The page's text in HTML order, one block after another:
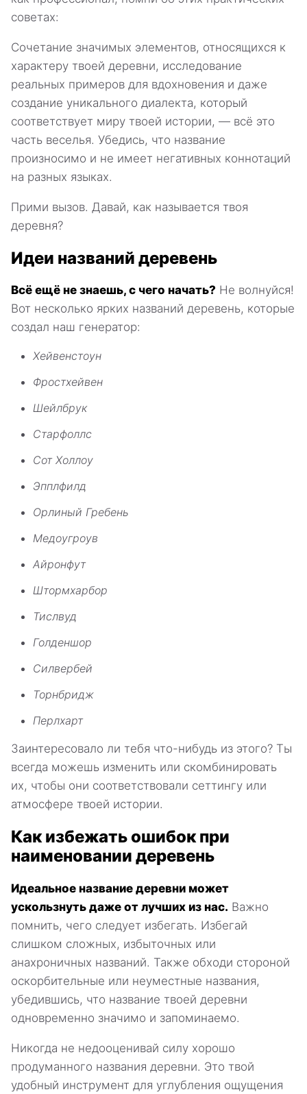
советах:
Сочетание значимых элементов, относящихся к
характеру твоей деревни, исследование
реальных примеров для вдохновения и даже
создание уникального диалекта, который
соответствует миру твоей истории, — всё это
часть веселья. Убедись, что название
произносимо и не имеет негативных коннотаций
на разных языках.
Прими вызов. Давай, как называется твоя
деревня?
Идеи названий деревень
Всё ещё не знаешь, с чего начать? Не волнуйся!
Вот несколько ярких названий деревень, которые
создал наш генератор:
Хейвенстоун
Фростхейвен
Шейлбрук
Старфоллс
Сот Холлоу
Эпплфилд
Орлиный Гребень
Медоугроув
Айронфут
Штормхарбор
Тислвуд
Голденшор
Силвербей
Торнбридж
Перлхарт
Заинтересовало ли тебя что-нибудь из этого? Ты
всегда можешь изменить или скомбинировать
их, чтобы они соответствовали сеттингу или
атмосфере твоей истории.
Как избежать ошибок при
наименовании деревень
Идеальное название деревни может
ускользнуть даже от лучших из нас. Важно
помнить, чего следует избегать. Избегай
слишком сложных, избыточных или
анахроничных названий. Также обходи стороной
оскорбительные или неуместные названия,
убедившись, что название твоей деревни
одновременно значимо и запоминаемо.
Никогда не недооценивай силу хорошо
продуманного названия деревни. Это твой
удобный инструмент для углубления ощущения